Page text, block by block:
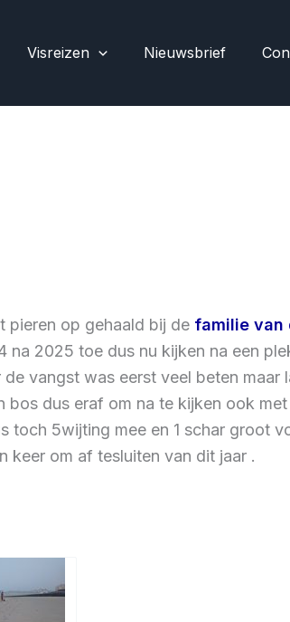
Visreizen Nieuwsbrief
pieren op gehaald bij de familie van
2025 toe dus nu kijken na een
vangst was eerst veel beten maar
dus eraf om na te kijken ook
toch 5wijting mee en 1 schar groot
keer om af tesluiten van dit jaar .